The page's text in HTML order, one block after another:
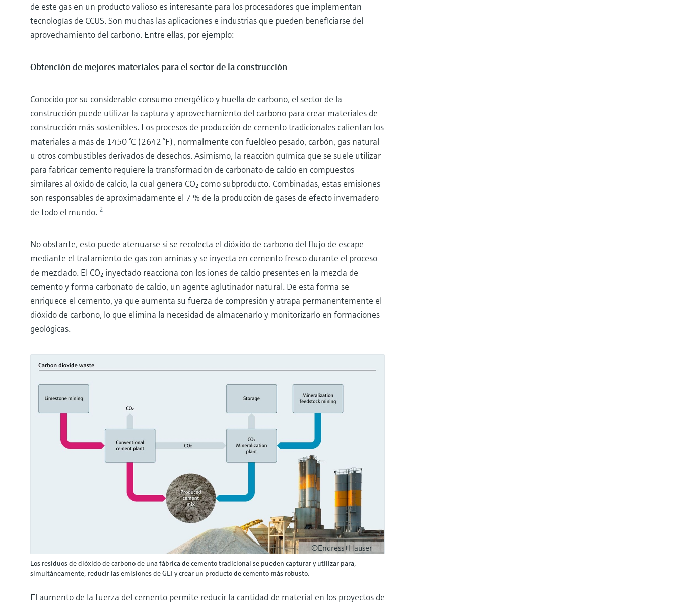
de este gas en un producto valioso es interesante para los procesadores que implementan
tecnologías de CCUS. Son muchas las aplicaciones e industrias que pueden beneficiarse del
aprovechamiento del carbono. Entre ellas, por ejemplo:
Obtención de mejores materiales para el sector de la construcción
Conocido por su considerable consumo energético y huella de carbono, el sector de la
construcción puede utilizar la captura y aprovechamiento del carbono para crear materiales de
construcción más sostenibles. Los procesos de producción de cemento tradicionales calientan los
materiales a más de 1450 °C (2642 °F), normalmente con fuelóleo pesado, carbón, gas natural
u otros combustibles derivados de desechos. Asimismo, la reacción química que se suele utilizar
para fabricar cemento requiere la transformación de carbonato de calcio en compuestos
similares al óxido de calcio, la cual genera CO₂ como subproducto. Combinadas, estas emisiones
son responsables de aproximadamente el 7 % de la producción de gases de efecto invernadero
de todo el mundo. 2
No obstante, esto puede atenuarse si se recolecta el dióxido de carbono del flujo de escape
mediante el tratamiento de gas con aminas y se inyecta en cemento fresco durante el proceso
de mezclado. El CO₂ inyectado reacciona con los iones de calcio presentes en la mezcla de
cemento y forma carbonato de calcio, un agente aglutinador natural. De esta forma se
enriquece el cemento, ya que aumenta su fuerza de compresión y atrapa permanentemente el
dióxido de carbono, lo que elimina la necesidad de almacenarlo y monitorizarlo en formaciones
geológicas.
©Endress+Hauser
Los residuos de dióxido de carbono de una fábrica de cemento tradicional se pueden capturar y utilizar para,
simultáneamente, reducir las emisiones de GEI y crear un producto de cemento más robusto.
El aumento de la fuerza del cemento permite reducir la cantidad de material en los proyectos de